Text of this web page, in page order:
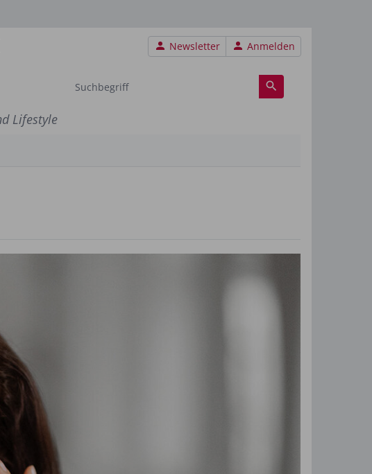
Benutzermenü
Newsletter Anmelden
Lifestyle